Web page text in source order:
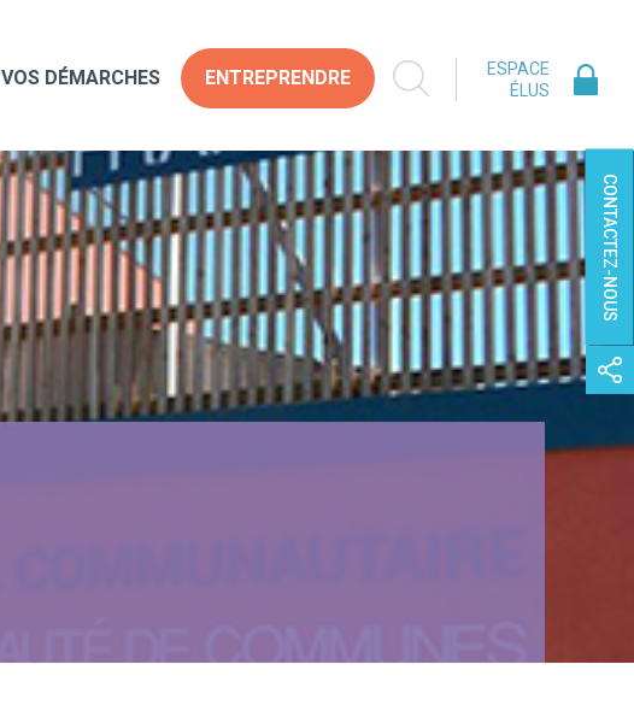
VOS DÉMARCHES ENTREPRENDRE
ESPACE
ÉLUS
CONTACTEZ-NOUS